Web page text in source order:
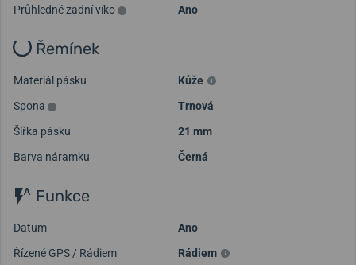
Průhledné zadní víko Ano
Řemínek
Materiál pásku
Kůže
Spona
Trnová
Šířka pásku
21 mm
Barva náramku
Černá
Funkce
Datum
Ano
Řízené GPS / Rádiem
Rádiem